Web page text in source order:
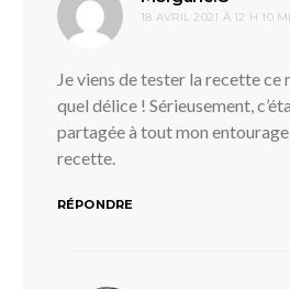
18 AVRIL 2021 À 12 H 10
Je viens de tester la recette ce
quel délice ! Sérieusement,
partagée à tout mon
recette.
RÉPONDRE